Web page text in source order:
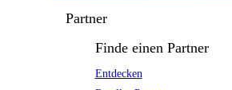
Partner
Finde einen Partner
Entdecken